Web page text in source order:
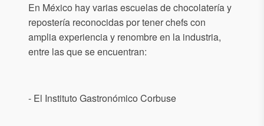
En México hay varias escuelas de chocolatería y
repostería reconocidas por tener chefs con
amplia experiencia y renombre en la industria,
entre las que se encuentran:
- El Instituto Gastronómico Corbuse